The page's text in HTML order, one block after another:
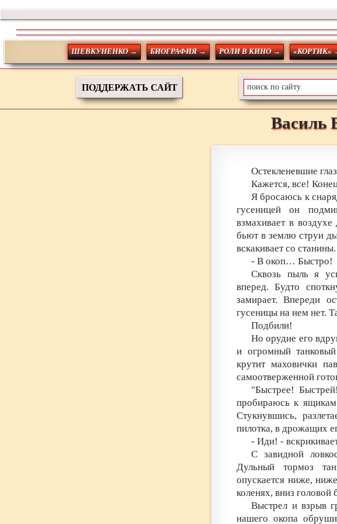
ШЕВКУНЕНКО → БИОГРАФИЯ → РОЛИ В КИНО → «КОРТИК»
ПОДДЕРЖАТЬ САЙТ
Василь
Остекленевшие
Кажется, все!
Я бросаюсь к
гусеницей он
взмахивает в
бьют в землю струи
вскакивает со
- В окоп… Быстро!
Сквозь пыль я
вперед. Будто
замирает. Впереди
гусеницы на нем нет.
Подбили!
Но орудие его
и огромный
крутит маховички
самоотверженной
"Быстрее!
пробираюсь к
Стукнувшись,
пилотка, в дрожащих
- Иди! -
С завидной
Дульный тормоз
опускается ниже,
коленях, вниз
Выстрел и взрыв
нашего окопа